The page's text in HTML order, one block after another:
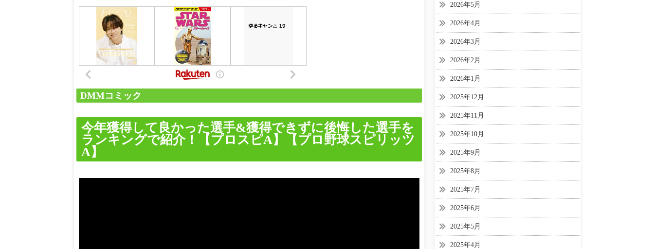
DMMコミック
今年獲得して良かった選手&獲得できずに後悔した選手を
ランキングで紹介！【プロスピA】【プロ野球スピリッツ
A】
2026年5月
2026年4月
2026年3月
2026年2月
2026年1月
2025年12月
2025年11月
2025年10月
2025年9月
2025年8月
2025年7月
2025年6月
2025年5月
2025年4月